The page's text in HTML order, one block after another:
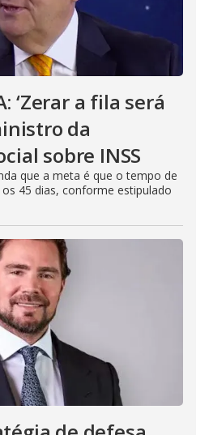
‘Zerar a fila será
da
sobre INSS
que a meta é que o tempo de
45 dias, conforme estipulado